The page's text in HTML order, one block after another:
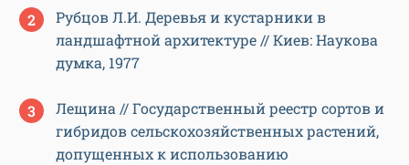
Рубцов Л.И. Деревья и кустарники в
ландшафтной архитектуре // Киев: Наукова
думка, 1977
Лещина // Государственный реестр сортов и
гибридов сельскохозяйственных растений,
допущенных к использованию